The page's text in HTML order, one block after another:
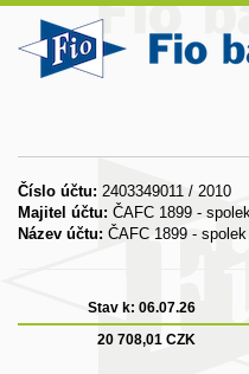
Číslo účtu: 2403349011 / 2010
Majitel účtu: ČAFC 1899 -
Název účtu: ČAFC 1899 -
Stav k: 06.07.26
20 708,01 CZK